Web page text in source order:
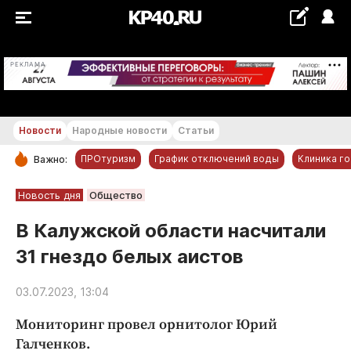
РЕКЛАМА +21...+22 °С
РУБРИКИ
Новости компаний
Статьи
Народные новости
Благоустройство
Новости Народные новости Статьи
Важно: ПРОтуризм График отключений воды Клиника
Новость дня Общество
В Калужской области насчитали
31 гнездо белых аистов
03.07.2023, 13:04
Мониторинг провел орнитолог Юрий
Галченков.